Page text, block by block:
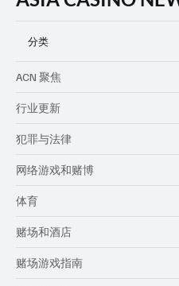
分类
ACN 聚焦
行业更新
犯罪与法律
网络游戏和赌博
体育
赌场和酒店
赌场游戏指南